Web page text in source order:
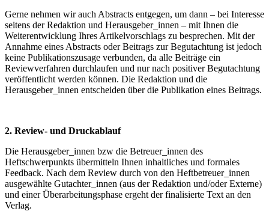
Gerne nehmen wir auch Abstracts entgegen, um dann – bei Interesse
seitens der Redaktion und Herausgeber_innen – mit Ihnen die
Weiterentwicklung Ihres Artikelvorschlags zu besprechen. Mit der
Annahme eines Abstracts oder Beitrags zur Begutachtung ist jedoch
keine Publikationszusage verbunden, da alle Beiträge ein
Reviewverfahren durchlaufen und nur nach positiver Begutachtung
veröffentlicht werden können. Die Redaktion und die
Herausgeber_innen entscheiden über die Publikation eines Beitrags.
2. Review- und Druckablauf
Die Herausgeber_innen bzw die Betreuer_innen des
Heftschwerpunkts übermitteln Ihnen inhaltliches und formales
Feedback. Nach dem Review durch von den Heftbetreuer_innen
ausgewählte Gutachter_innen (aus der Redaktion und/oder Externe)
und einer Überarbeitungsphase ergeht der finalisierte Text an den
Verlag.